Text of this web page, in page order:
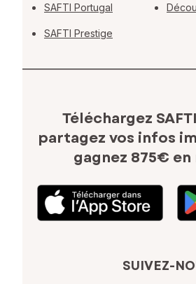
SAFTI Portugal
SAFTI Prestige
Téléchargez
partagez vos infos
gagnez 875€ en
SUIVEZ-